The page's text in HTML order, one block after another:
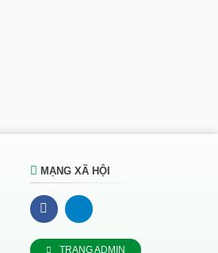
MẠNG XÃ HỘI
TRANG ADMIN